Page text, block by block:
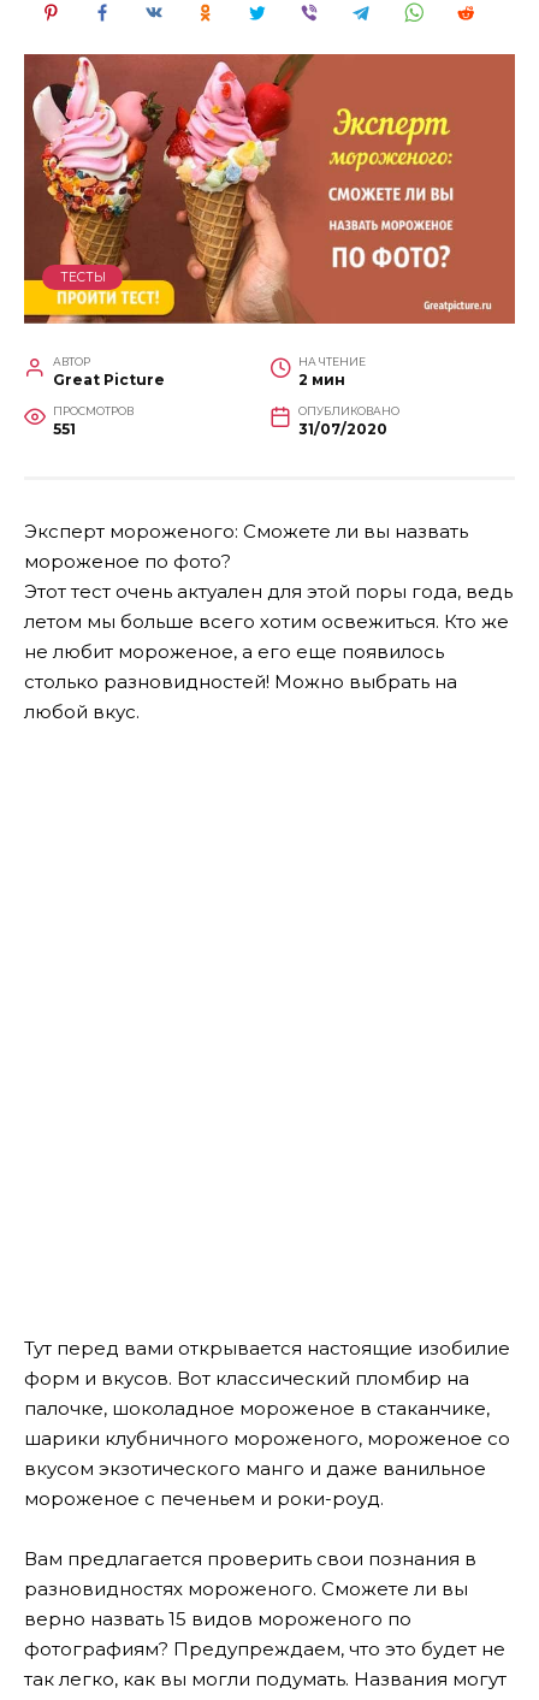
ТЕСТЫ
АВТОР
Great Picture
НА ЧТЕНИЕ
2 мин
ПРОСМОТРОВ
551
ОПУБЛИКОВАНО
31/07/2020
Эксперт мороженого: Сможете ли вы назвать
мороженое по фото?
Этот тест очень актуален для этой поры года, ведь
летом мы больше всего хотим освежиться. Кто же
не любит мороженое, а его еще появилось
столько разновидностей! Можно выбрать на
любой вкус.
Тут перед вами открывается настоящие изобилие
форм и вкусов. Вот классический пломбир на
палочке, шоколадное мороженое в стаканчике,
шарики клубничного мороженого, мороженое со
вкусом экзотического манго и даже ванильное
мороженое с печеньем и роки-роуд.
Вам предлагается проверить свои познания в
разновидностях мороженого. Сможете ли вы
верно назвать 15 видов мороженого по
фотографиям? Предупреждаем, что это будет не
так легко, как вы могли подумать. Названия могут